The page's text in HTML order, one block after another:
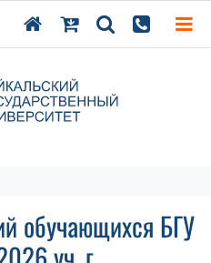
обучающихся БГУ